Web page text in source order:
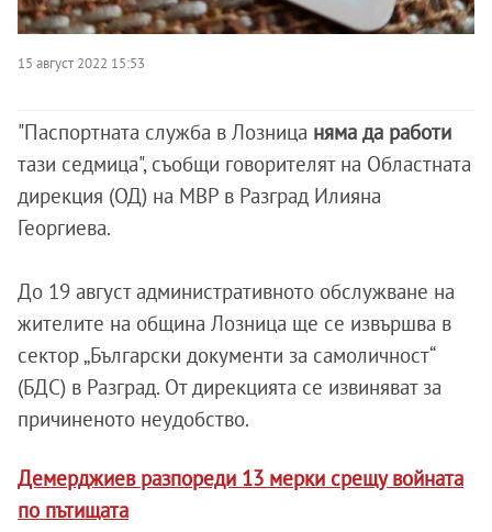
15 август 2022 15:53
"Паспортната служба в Лозница няма да работи
тази седмица", съобщи говорителят на Областната
дирекция (ОД) на МВР в Разград Илияна
Георгиева.
До 19 август административното обслужване на
жителите на община Лозница ще се извършва в
сектор „Български документи за самоличност“
(БДС) в Разград. От дирекцията се извиняват за
причиненото неудобство.
Демерджиев разпореди 13 мерки срещу войната
по пътищата